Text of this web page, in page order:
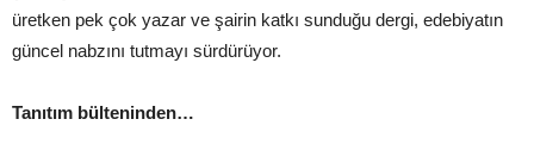
üretken pek çok yazar ve şairin katkı sunduğu dergi, edebiyatın
güncel nabzını tutmayı sürdürüyor.
Tanıtım bülteninden…